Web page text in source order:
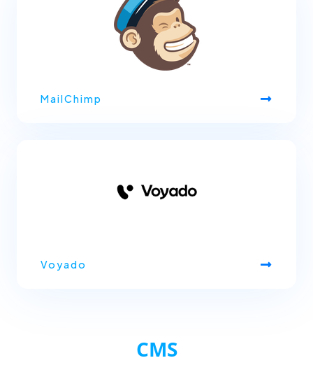
MailChimp
Voyado
CMS